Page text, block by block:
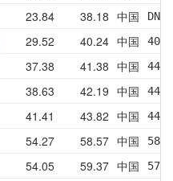
23.84 38.18 中国
29.52 40.24 中国
37.38 41.38 中国
38.63 42.19 中国
41.41 43.82 中国
54.27 58.57 中国
54.05 59.37 中国